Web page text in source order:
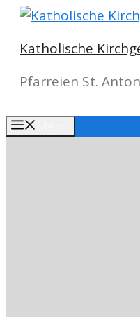
Springe
Inhalt
Katholische
Pfarreien St.